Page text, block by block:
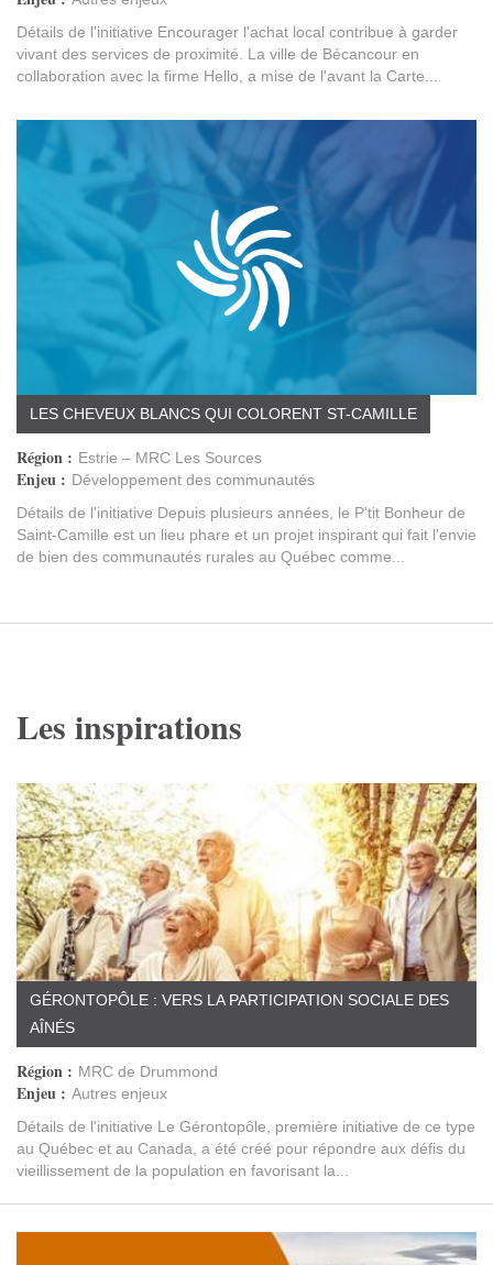
Détails de l'initiative Encourager l'achat local contribue à garder
vivant des services de proximité. La ville de Bécancour en
collaboration avec la firme Hello, a mise de l'avant la Carte...
LES CHEVEUX BLANCS QUI COLORENT ST-CAMILLE
Région : Estrie – MRC Les Sources
Enjeu : Développement des communautés
Détails de l'initiative Depuis plusieurs années, le P'tit Bonheur de
Saint-Camille est un lieu phare et un projet inspirant qui fait l'envie
de bien des communautés rurales au Québec comme...
Les inspirations
GÉRONTOPÔLE : VERS LA PARTICIPATION SOCIALE DES
AÎNÉS
Région : MRC de Drummond
Enjeu : Autres enjeux
Détails de l'initiative Le Gérontopôle, première initiative de ce type
au Québec et au Canada, a été créé pour répondre aux défis du
vieillissement de la population en favorisant la...